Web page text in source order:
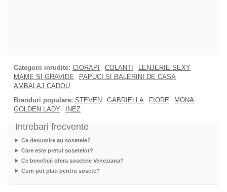
Categorii inrudite: CIORAPI COLANTI
LENJERIE SEXY
MAME SI GRAVIDE
PAPUCI SI BALERINI DE CASA
AMBALAJ CADOU
Branduri populare: STEVEN GABRIELLA FIORE
MONA
GOLDEN LADY
INEZ
Intrebari frecvente
Ce denumire au sosetele?
Care este pretul sosetelor?
Ce beneficii ofera sosetele Veneziana?
Cum pot plati pentru sosete?